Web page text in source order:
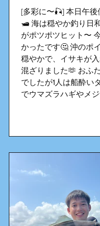
[多彩に〜🎣] 本日午後
🛥️ 海は穏やか釣り日
がポツポツヒット〜
かったです🤔 沖のポ
穏やかで、イサキが入
混ざりました🫶 おふ
でしたが1人は船酔い
でウマズラハギやメ
かりと水分など多めに